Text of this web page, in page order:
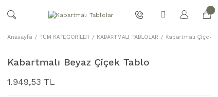
Anasayfa TÜM KATEGORİLER KABARTMALI TABLOLAR Kabartmalı Çiçek
Kabartmalı Beyaz Çiçek Tablo
1.949,53 TL